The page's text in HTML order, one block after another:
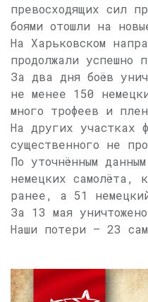
превосходящих сил
боями отошли на
На Харьковском
продолжали успешно
За два дня боёв
не менее 150
много трофеев и
На других участках
существенного не
По уточнённым
немецких самолёта,
ранее, а 51
За 13 мая
Наши потери — 23